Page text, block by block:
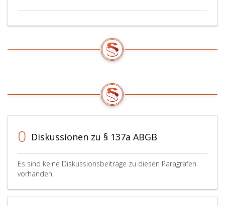
0 Diskussionen zu § 137a ABGB
Es sind keine Diskussionsbeiträge zu diesen Paragrafen
vorhanden.